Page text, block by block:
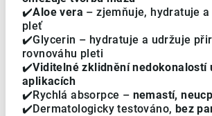
✔️Aloe vera – zjemňuje, hydratuje a
pleť
✔️Glycerin – hydratuje a udržuje
rovnováhu pleti
✔️Viditelné zklidnění nedokonalostí
aplikacích
✔️Rychlá absorpce – nemastí,
✔️Dermatologicky testováno, bez